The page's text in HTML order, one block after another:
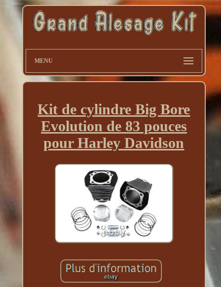
MENU
Kit de cylindre Big Bore
Evolution de 83 pouces
pour Harley Davidson